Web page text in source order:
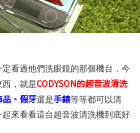
看過他們洗眼鏡的那個機台，今
，就是CODYSON的超音波清洗
、假牙還是手錶等等都可以清
來看看這台超音波清洗機到底好